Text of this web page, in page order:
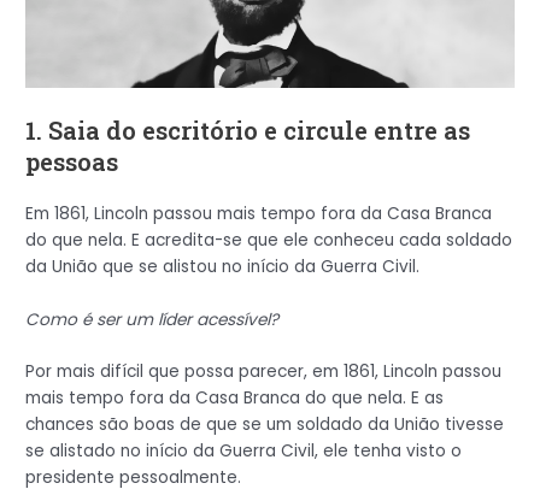
1. Saia do escritório e circule entre as
pessoas
Em 1861, Lincoln passou mais tempo fora da Casa Branca
do que nela. E acredita-se que ele conheceu cada soldado
da União que se alistou no início da Guerra Civil.
Como é ser um líder acessível?
Por mais difícil que possa parecer, em 1861, Lincoln passou
mais tempo fora da Casa Branca do que nela. E as
chances são boas de que se um soldado da União tivesse
se alistado no início da Guerra Civil, ele tenha visto o
presidente pessoalmente.